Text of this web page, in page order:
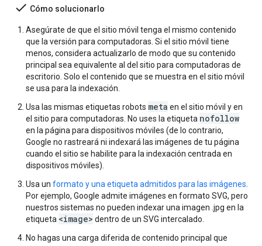
done Cómo solucionarlo
Asegúrate de que el sitio móvil tenga el mismo contenido
que la versión para computadoras. Si el sitio móvil tiene
menos, considera actualizarlo de modo que su contenido
principal sea equivalente al del sitio para computadoras de
escritorio. Solo el contenido que se muestra en el sitio móvil
se usa para la indexación.
Usa las mismas etiquetas robots meta en el sitio móvil y en
el sitio para computadoras. No uses la etiqueta nofollow
en la página para dispositivos móviles (de lo contrario,
Google no rastreará ni indexará las imágenes de tu página
cuando el sitio se habilite para la indexación centrada en
dispositivos móviles).
Usa un formato y una etiqueta admitidos para las imágenes
Por ejemplo, Google admite imágenes en formato SVG, pero
nuestros sistemas no pueden indexar una imagen .jpg en la
etiqueta <image> dentro de un SVG intercalado.
No hagas una carga diferida de contenido principal que